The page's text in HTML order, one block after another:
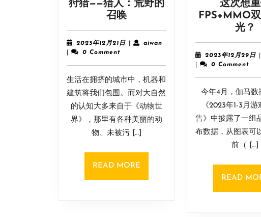
狩猎——猎人：荒野的
召唤当
赛
博
人，
享
真
实
狩
猎
——
猎
人：
2023年12月21日2023
21
日
aiwanaiwan
0 Comment
生活在拥挤的城市中，机器和
建筑将我们包围。而对大自然
的认知大多来自于《动物世
界》，那里有各种美丽的动
物、未被污 […]
READ MOREREAD
这次想
FPS+MMO
光？
想
2023年12月29日
0 Comment
今年4月，伽马数
《2023年1-3月
告》中披露了一组
布数据，从图表可
前（ […]
READ